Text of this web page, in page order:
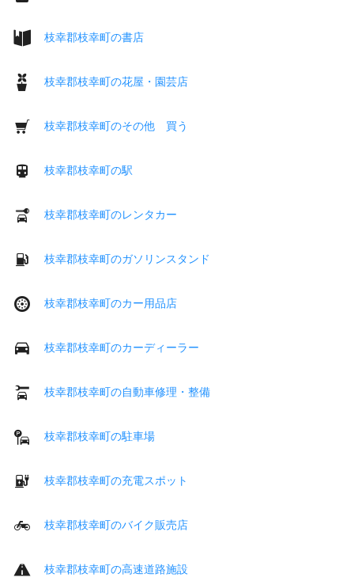
枝幸郡枝幸町の書店
枝幸郡枝幸町の花屋・園芸店
枝幸郡枝幸町のその他 買う
枝幸郡枝幸町の駅
枝幸郡枝幸町のレンタカー
枝幸郡枝幸町のガソリンスタンド
枝幸郡枝幸町のカー用品店
枝幸郡枝幸町のカーディーラー
枝幸郡枝幸町の自動車修理・整備
枝幸郡枝幸町の駐車場
枝幸郡枝幸町の充電スポット
枝幸郡枝幸町のバイク販売店
枝幸郡枝幸町の高速道路施設